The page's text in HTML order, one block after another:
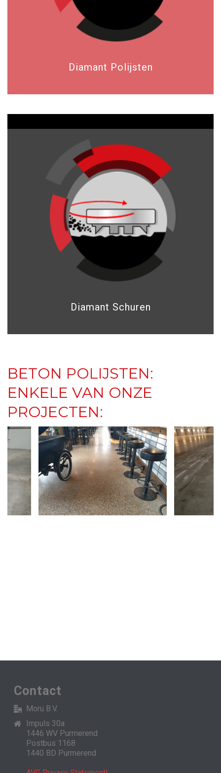
Diamant Polijsten
Diamant Schuren
BETON POLIJSTEN:
ENKELE VAN ONZE
PROJECTEN:
Contact
Moru B.V.
Impuls 30a
1446 WV Purmerend
Postbus 1168
1440 BD Purmerend